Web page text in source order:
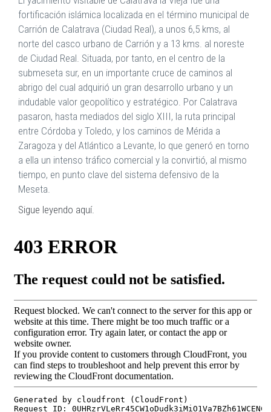
fortificación islámica localizada en el término municipal de
Carrión de Calatrava (Ciudad Real), a unos 6,5 kms, al
norte del casco urbano de Carrión y a 13 kms. al noreste
de Ciudad Real. Situada, por tanto, en el centro de la
submeseta sur, en un importante cruce de caminos al
abrigo del cual adquirió un gran desarrollo urbano y un
indudable valor geopolítico y estratégico. Por Calatrava
pasaron, hasta mediados del siglo XIII, la ruta principal
entre Córdoba y Toledo, y los caminos de Mérida a
Zaragoza y del Atlántico a Levante, lo que generó en torno
a ella un intenso tráfico comercial y la convirtió, al mismo
tiempo, en punto clave del sistema defensivo de la
Meseta.
Sigue leyendo aquí.